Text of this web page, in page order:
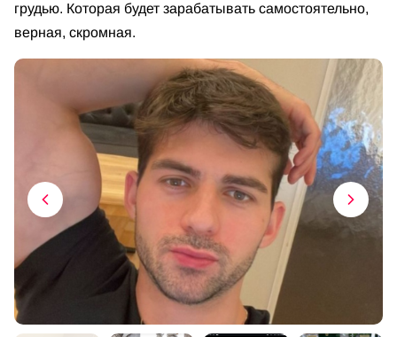
грудью. Которая будет зарабатывать самостоятельно,
верная, скромная.